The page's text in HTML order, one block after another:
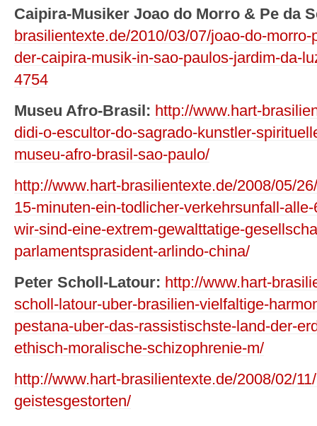
Caipira-Musiker Joao do Morro & Pe da
brasilientexte.de/2010/03/07/joao-do-
der-caipira-musik-in-sao-paulos-jardim-da-
4754
Museu Afro-Brasil: http://www.hart-
didi-o-escultor-do-sagrado-kunstler-
museu-afro-brasil-sao-paulo/
http://www.hart-brasilientexte.de/2008/05/
15-minuten-ein-todlicher-verkehrsunfall-
wir-sind-eine-extrem-gewalttatige-
parlamentsprasident-arlindo-china/
Peter Scholl-Latour: http://www.hart-
scholl-latour-uber-brasilien-vielfaltige-
pestana-uber-das-rassistischste-land-der-
ethisch-moralische-schizophrenie-m/
http://www.hart-brasilientexte.de/2008/02/
geistesgestorten/